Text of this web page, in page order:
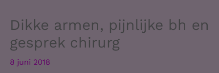
Dikke armen, pijnlijke bh en
gesprek chirurg
8 juni 2018